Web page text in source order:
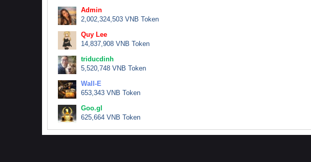
Admin
2,002,324,503 VNB Token
Quy Lee
14,837,908 VNB Token
triducdinh
5,520,748 VNB Token
Wall-E
653,343 VNB Token
Goo.gl
625,664 VNB Token